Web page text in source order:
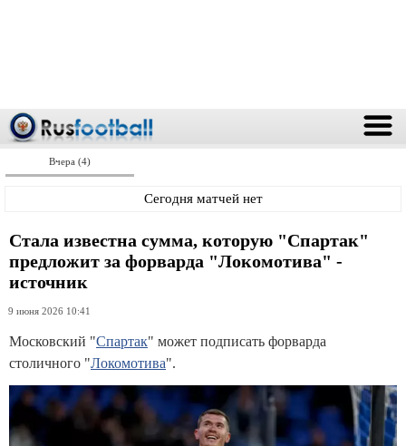
Вчера (4)
Сегодня матчей нет
Стала известна сумма, которую "Спартак"
предложит за форварда "Локомотива" -
источник
9 июня 2026 10:41
Московский "Спартак" может подписать форварда
столичного "Локомотива".